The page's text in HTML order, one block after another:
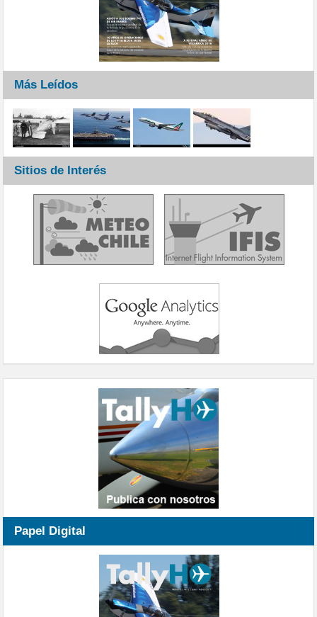
Más Leídos
Sitios de Interés
Papel Digital